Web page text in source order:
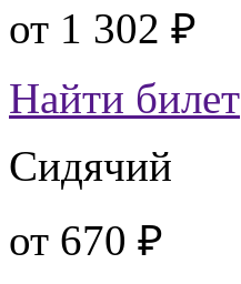
от 1 302 ₽
Найти билет
Сидячий
от 670 ₽